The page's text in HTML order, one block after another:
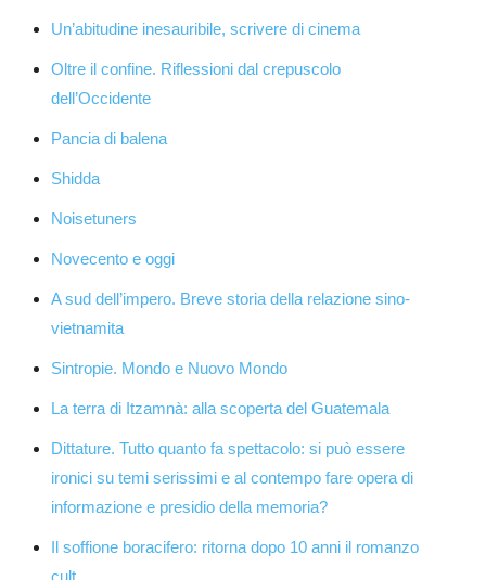
Un’abitudine inesauribile, scrivere di cinema
Oltre il confine. Riflessioni dal crepuscolo
dell’Occidente
Pancia di balena
Shidda
Noisetuners
Novecento e oggi
A sud dell’impero. Breve storia della relazione sino-
vietnamita
Sintropie. Mondo e Nuovo Mondo
La terra di Itzamnà: alla scoperta del Guatemala
Dittature. Tutto quanto fa spettacolo: si può essere
ironici su temi serissimi e al contempo fare opera di
informazione e presidio della memoria?
Il soffione boracifero: ritorna dopo 10 anni il romanzo